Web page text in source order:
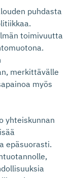
puhdasta
toimivuutta
merkittävälle
myös
yhteiskunnan
epäsuorasti.